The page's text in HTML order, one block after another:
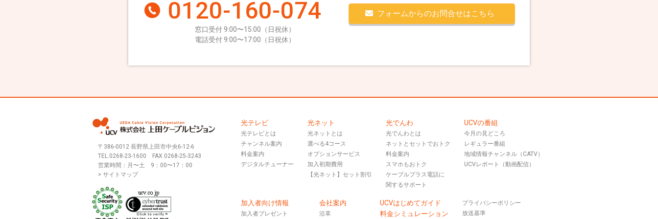
0120-160-074
窓口受付 9:00〜15:00（日祝休）
電話受付 9:00〜17:00（日祝休）
フォームからのお問合せはこちら
〒386-0012 長野県上田市中央6-12-6
TEL.0268-23-1600 FAX.0268-25-3243
営業時間：月〜土 9：00〜17：00
> サイトマップ
光テレビ
光テレビとは
チャンネル案内
料金案内
デジタルチューナー
光ネット
光ネットとは
選べる4コース
オプションサービス
加入初期費用
【光ネット】セット割引
光でんわ
光でんわとは
ネットとセットでおトク
料金案内
スマホもおトク
ケーブルプラス電話に
関するサポート
UCVの番組
今月の見どころ
レギュラー番組
地域情報チャンネル（CATV）
UCVレポート（動画配信）
加入者向け情報
加入者プレゼント
会社案内
沿革
UCVはじめてガイド
料金シミュレーション
プライバシーポリシー
放送基準